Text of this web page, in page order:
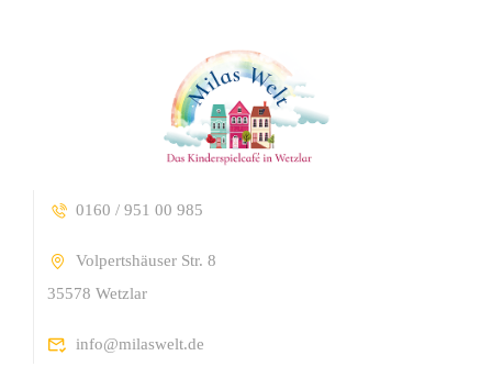
0160 / 951 00 985
Volpertshäuser Str. 8
35578 Wetzlar
info@milaswelt.de